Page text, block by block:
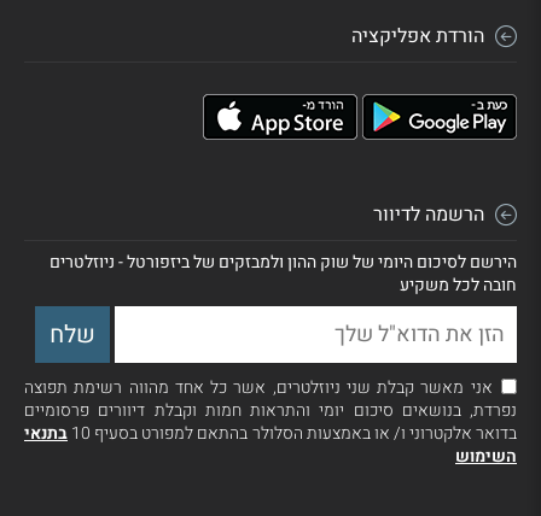
הורדת אפליקציה
הרשמה לדיוור
הירשם לסיכום היומי של שוק ההון ולמבזקים של ביזפורטל - ניוזלטרים
חובה לכל משקיע
אני מאשר קבלת שני ניוזלטרים, אשר כל אחד מהווה רשימת תפוצה
נפרדת, בנושאים סיכום יומי והתראות חמות וקבלת דיוורים פרסומיים
בדואר אלקטרוני ו/ או באמצעות הסלולר בהתאם למפורט בסעיף 10
בתנאי
השימוש